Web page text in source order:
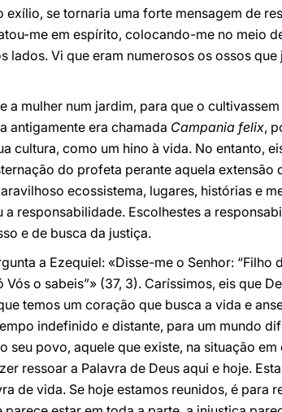
se tornaria uma forte mensagem de
me em espírito, colocando-me no meio
lados. Vi que eram numerosos os ossos
a mulher num jardim, para que o
antigamente era chamada Campania felix,
cultura, como um hino à vida. No entanto,
do profeta perante aquela extensão
ecossistema, lugares, histórias e
responsabilidade. Escolhestes a
e de busca da justiça.
a Ezequiel: «Disse-me o Senhor:
Vós o sabeis”» (37, 3). Caríssimos, eis que
temos um coração que busca a vida e
indefinido e distante, para um mundo
povo, aquele que existe, na situação
ressoar a Palavra de Deus aqui e hoje.
de vida. Se hoje estamos reunidos, é para